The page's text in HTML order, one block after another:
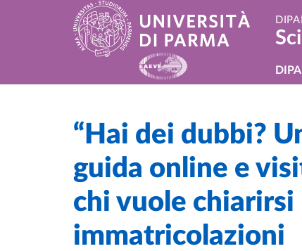
Salta al contenuto principale
Skip to footer
Home
/
“Hai dei dubbi?
guida online e
chi vuole
immatricolazioni